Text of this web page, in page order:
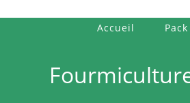
Accueil Pack